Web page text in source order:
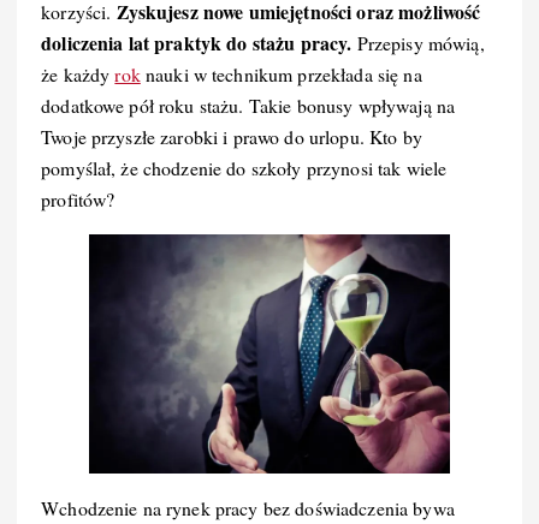
korzyści. Zyskujesz nowe umiejętności oraz możliwość
doliczenia lat praktyk do stażu pracy. Przepisy mówią,
że każdyroknauki w technikum przekłada się na
dodatkowe pół roku stażu. Takie bonusy wpływają na
Twoje przyszłe zarobki i prawo do urlopu. Kto by
pomyślał, że chodzenie do szkoły przynosi tak wiele
profitów?
Wchodzenie na rynek pracy bez doświadczenia bywa